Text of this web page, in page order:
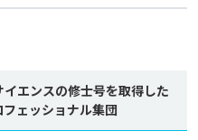
エンスの修士号を取得した
ェッショナル集団